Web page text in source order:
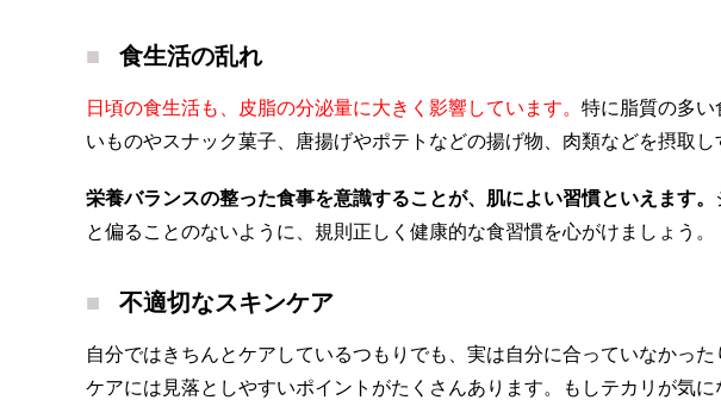
食生活の乱れ
日頃の食生活も、皮脂の分泌量に大きく影響しています。 特に脂質の多
いものやスナック菓子、唐揚げやポテトなどの揚げ物、肉類などを摂取し
栄養バランスの整った食事を意識することが、肌によい習慣といえます。
と偏ることのないように、規則正しく健康的な食習慣を心がけましょう。
不適切なスキンケア
自分ではきちんとケアしているつもりでも、実は自分に合っていなかっ
ケアには見落としやすいポイントがたくさんあります。もしテカリが気